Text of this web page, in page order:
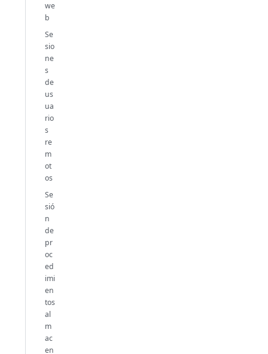
we
b
Se
sio
ne
s
de
us
ua
rio
s
re
m
ot
os
Se
sió
n
de
pr
oc
ed
imi
en
tos
al
m
ac
en